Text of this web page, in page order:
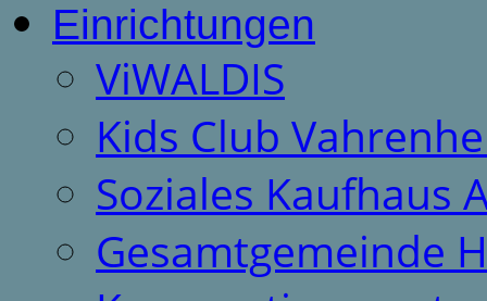
Einrichtungen
ViWALDIS
Kids Club
Soziales Kaufhaus
Gesamtgemeinde